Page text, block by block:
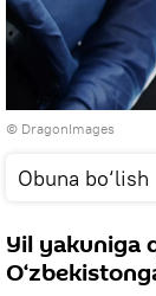
© DragonImages
Obuna bo‘lish
Yil yakuniga